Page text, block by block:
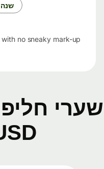
שנה
with no sneaky mark-up
USD היום